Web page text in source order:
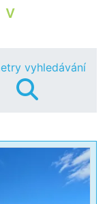
v
vyhledávání